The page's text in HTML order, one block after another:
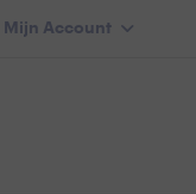
Mijn Account